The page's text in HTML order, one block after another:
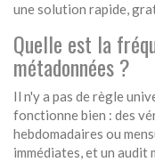
une solution rapide,
Quelle est la
métadonnées ?
Il n'y a pas de règle
fonctionne bien : des
hebdomadaires ou
immédiates, et un